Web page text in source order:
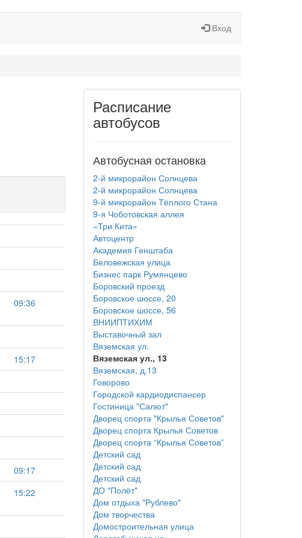
Вход
09:36
15:17
09:17
15:22
Расписание
автобусов
Автобусная остановка
2-й микрорайон Солнцева
2-й микрорайон Солнцева
9-й микрорайон Тёплого Стана
9-я Чоботовская аллея
«Три Кита»
Автоцентр
Академия Генштаба
Беловежская улица
Бизнес парк Румянцево
Боровский проезд
Боровское шоссе, 20
Боровское шоссе, 56
ВНИИПТИХИМ
Выставочный зал
Вяземская ул.
Вяземская ул., 13
Вяземская, д.13
Говорово
Городской кардиодиспансер
Гостиница "Салют"
Дворец спорта "Крылья Советов"
Дворец спорта Крылья Советов
Дворец спорта “Крылья Советов”
Детский сад
Детский сад
Детский сад
ДО "Полёт"
Дом отдыха "Рублево"
Дом творчества
Домостроительная улица